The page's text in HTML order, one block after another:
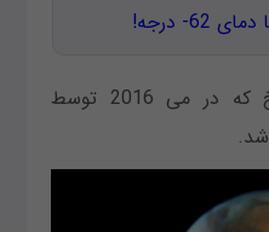
62- درجه!
یک پرتره زیبا از کره مریخ که در می 2016 توسط